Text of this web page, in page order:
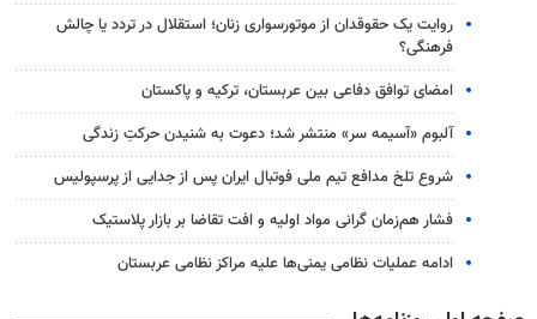
روایت یک حقوقدان از موتورسواری زنان؛ استقلال در تردد یا چالش
فرهنگی؟
امضای توافق دفاعی بین عربستان، ترکیه و پاکستان
آلبوم «آسیمه سر» منتشر شد؛ دعوت به شنیدن حرکتِ زندگی
شروع تلخ مدافع تیم ملی فوتبال ایران پس از جدایی از پرسپولیس
فشار هم‌زمان گرانی مواد اولیه و افت تقاضا بر بازار پلاستیک
ادامه عملیات نظامی یمنی‌ها علیه مراکز نظامی عربستان